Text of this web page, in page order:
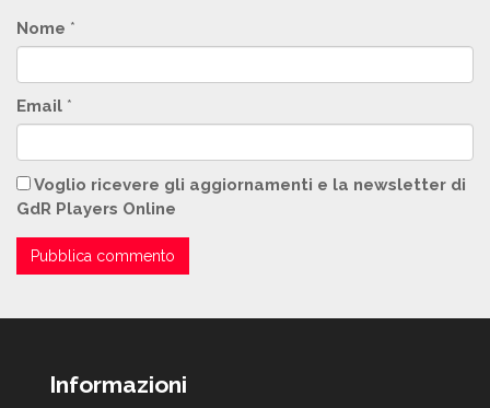
Nome *
Email *
Voglio ricevere gli aggiornamenti e la newsletter di
GdR Players Online
Informazioni